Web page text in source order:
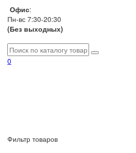
Офис:
Пн-вс 7:30-20:30
(Без выходных)
0
Фильтр товаров